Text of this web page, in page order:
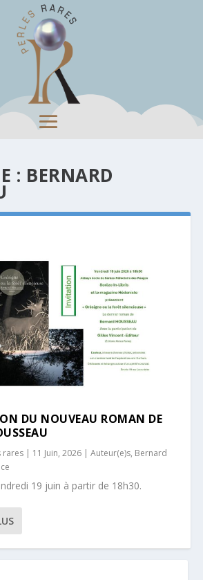
: BERNARD
DU NOUVEAU ROMAN DE
rares | 11 Juin, 2026 |Auteur(e)s, Bernard
19 juin à partir de 18h30.